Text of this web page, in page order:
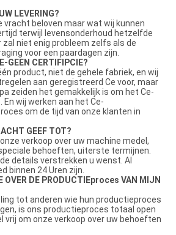
LEVERING?
vracht beloven maar wat wij kunnen
terwijl levensonderhoud hetzelfde
zal niet enig probleem zelfs als de
voor een paardagen zijn.
GEEN CERTIFIPCIE?
product, niet de gehele fabriek, en wij
aan geregistreerd Ce voor, maar
zeiden het gemakkelijk is om het Ce-
wij werken aan het Ce-
om de tijd van onze klanten in
GEEF TOT?
verkoop over uw machine medel,
behoeften, uiterste termijnen.
details verstrekken u wenst. Al
binnen 24 Uren zijn.
OVER DE PRODUCTIEproces VAN MIJN
tot anderen wie hun productieproces
is ons productieproces totaal open
vrij om onze verkoop over uw behoeften